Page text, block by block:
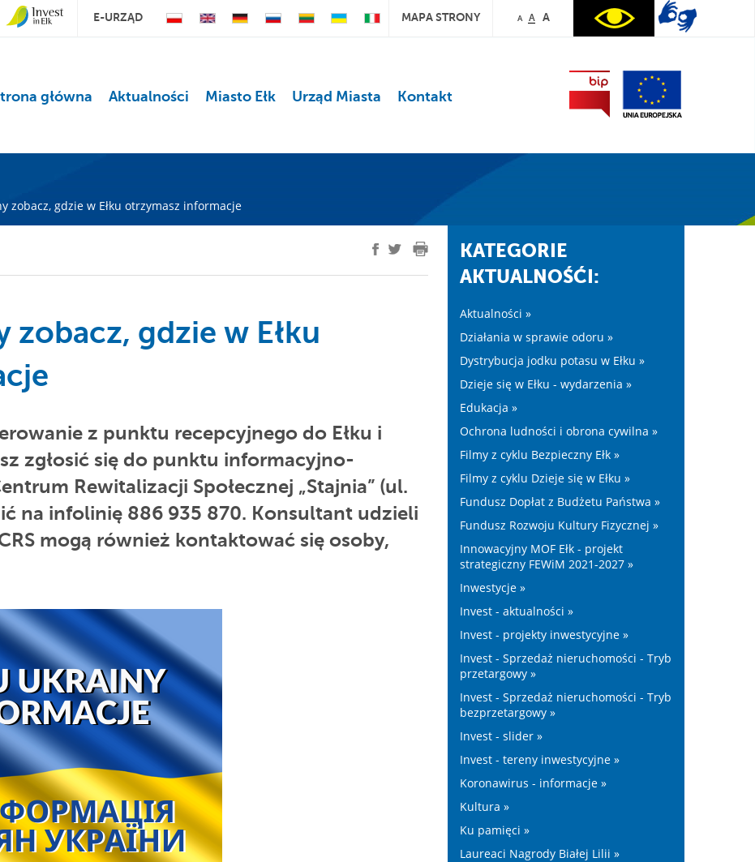
E-URZĄD MAPA STRONY A A A
główna Aktualności Miasto Ełk Urząd Miasta Kontakt
zobacz, gdzie w Ełku otrzymasz informacje
gdzie w Ełku
z punktu recepcyjnego do Ełku i
zgłosić się do punktu informacyjno-
Rewitalizacji Społecznej „Stajnia” (ul.
na infolinię 886 935 870. Konsultant udzieli
mogą również kontaktować się osoby,
KATEGORIE
AKTUALNOŚĆI:
Aktualności »
Działania w sprawie odoru »
Dystrybucja jodku potasu w Ełku »
Dzieje się w Ełku - wydarzenia »
Edukacja »
Ochrona ludności i obrona cywilna »
Filmy z cyklu Bezpieczny Ełk »
Filmy z cyklu Dzieje się w Ełku »
Fundusz Dopłat z Budżetu Państwa »
Fundusz Rozwoju Kultury Fizycznej »
Innowacyjny MOF Ełk - projekt
strategiczny FEWiM 2021-2027 »
Inwestycje »
Invest - aktualności »
Invest - projekty inwestycyjne »
Invest - Sprzedaż nieruchomości - Tryb
przetargowy »
Invest - Sprzedaż nieruchomości - Tryb
bezprzetargowy »
Invest - slider »
Invest - tereny inwestycyjne »
Koronawirus - informacje »
Kultura »
Ku pamięci »
Laureaci Nagrody Białej Lilii »